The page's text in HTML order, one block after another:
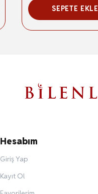
SEPETE EKLE
Hesabım
Giriş Yap
Kayıt Ol